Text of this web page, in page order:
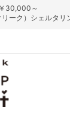
￥30,000～
ーク）シェルタリ